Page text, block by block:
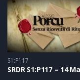
S1:P117